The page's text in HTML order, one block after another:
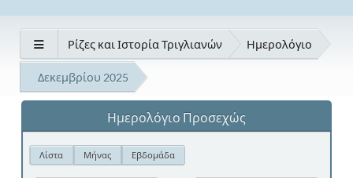
Ρίζες και Ιστορία Τριγλιανών Ημερολόγιο
Δεκεμβρίου 2025
Ημερολόγιο Προσεχώς
Λίστα Μήνας Εβδομάδα